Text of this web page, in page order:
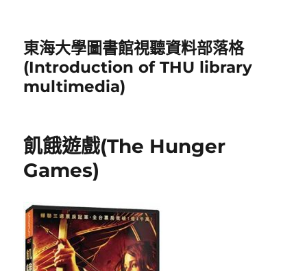
東海大學圖書館視聽資料部落格
(Introduction of THU library
multimedia)
飢餓遊戲(The Hunger
Games)